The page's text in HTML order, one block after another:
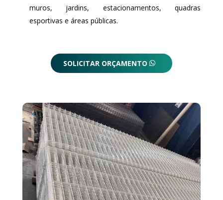
muros, jardins, estacionamentos, quadras
esportivas e áreas públicas.
SOLICITAR ORÇAMENTO